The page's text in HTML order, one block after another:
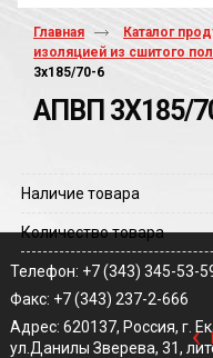
Главная Каталог
изоляцией из сшитого
3х185/70-6
АПВП 3Х185/
Наличие товара
Количество товара
‹
Телефон: +7 (343) 345-53-
Факс: +7 (343) 237-2-666
Адрес: 620137, Россия, г.
ул.Данилы Зверева, 31,